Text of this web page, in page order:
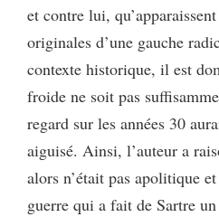
et contre lui,
originales d’une gauche
contexte historique, il est
froide ne soit pas
regard sur les années 30
aiguisé. Ainsi, l’auteur a
alors n’était pas apolitique
guerre qui a fait de Sartre